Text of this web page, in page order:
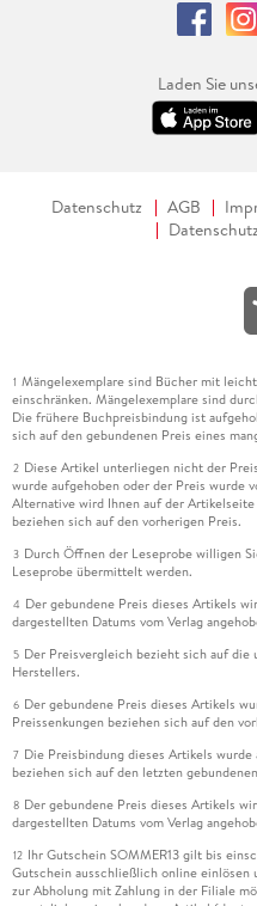
Laden Sie
Datenschutz AGB
1 Mängelexemplare sind Bücher mit
einschränken. Mängelexemplare sind
Die frühere Buchpreisbindung ist
sich auf den gebundenen Preis eines
2 Diese Artikel unterliegen nicht der
wurde aufgehoben oder der Preis wurde
Alternative wird Ihnen auf der
beziehen sich auf den vorherigen Preis.
3 Durch Öffnen der Leseprobe willigen
Leseprobe übermittelt werden.
4 Der gebundene Preis dieses Artikels
dargestellten Datums vom Verlag
5 Der Preisvergleich bezieht sich auf
Herstellers.
6 Der gebundene Preis dieses Artikels
Preissenkungen beziehen sich auf den
7 Die Preisbindung dieses Artikels
beziehen sich auf den letzten
8 Der gebundene Preis dieses Artikels
dargestellten Datums vom Verlag
12 Ihr Gutschein SOMMER13 gilt bis
Gutschein ausschließlich online
zur Abholung mit Zahlung in der Filiale